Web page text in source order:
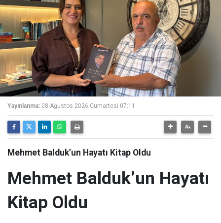
Yayınlanma: 08 Ağustos 2026 Cumartesi 07:11
Mehmet Balduk’un Hayatı Kitap Oldu
Mehmet Balduk’un Hayatı
Kitap Oldu